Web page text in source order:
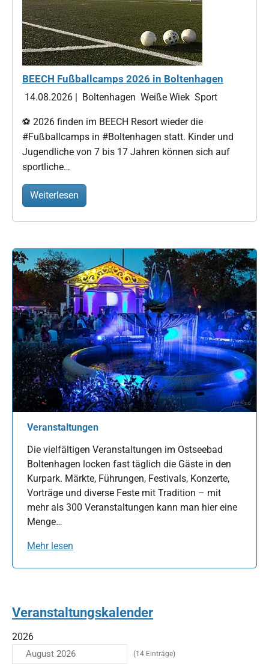
BEECH Fußballcamps 2026 in Boltenhagen
14.08.2026 | Boltenhagen Weiße Wiek Sport
⚽ 2026 finden im BEECH Resort wieder die
#Fußballcamps in #Boltenhagen statt. Kinder und
Jugendliche von 7 bis 17 Jahren können sich auf
sportliche…
Weiterlesen
Veranstaltungen
Die vielfältigen Veranstaltungen im Ostseebad
Boltenhagen locken fast täglich die Gäste in den
Kurpark. Märkte, Führungen, Festivals, Konzerte,
Vorträge und diverse Feste mit Tradition – mit
mehr als 300 Veranstaltungen kann man hier eine
Menge…
Mehr lesen
Veranstaltungskalender
2026
August 2026 (14 Einträge)